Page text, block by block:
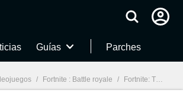
Guías Parches
/ Fortnite : Battle royale / Fortnite: The Walking Dead y sus zombis se unen a la temporada 5. Daryl y Michonne llegan como skins